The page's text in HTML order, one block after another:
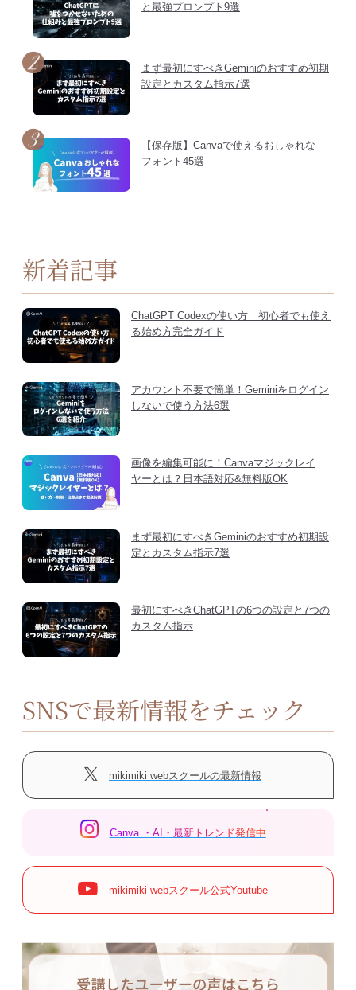
と最強プロンプト9選
まず最初にすべきGeminiのおすすめ初期
設定とカスタム指示7選
【保存版】Canvaで使えるおしゃれな
フォント45選
新着記事
ChatGPT Codexの使い方｜初心者でも使え
る始め方完全ガイド
アカウント不要で簡単！Geminiをログイン
しないで使う方法6選
画像を編集可能に！Canvaマジックレイ
ヤーとは？日本語対応&無料版OK
まず最初にすべきGeminiのおすすめ初期設
定とカスタム指示7選
最初にすべきChatGPTの6つの設定と7つの
カスタム指示
SNSで最新情報をチェック
mikimiki webスクールの最新情報
Canva ・AI・最新トレンド発信中
mikimiki webスクール公式Youtube